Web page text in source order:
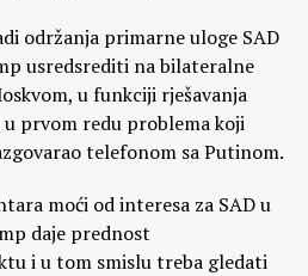
održanja primarne uloge SAD
usredsrediti na bilateralne
u funkciji rješavanja
prvom redu problema koji
telefonom sa Putinom.
moći od interesa za SAD u
daje prednost
i u tom smislu treba gledati